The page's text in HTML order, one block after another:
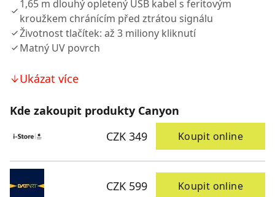
1,65 m dlouhý opletený USB kabel s feritovým
kroužkem chránícím před ztrátou signálu
Životnost tlačítek: až 3 miliony kliknutí
Matný UV povrch
Ukázat více
Kde zakoupit produkty Canyon
CZK 349
Koupit online
CZK 599 Koupit online